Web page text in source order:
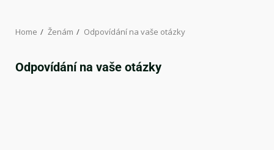
Home Ženám Odpovídání na vaše otázky
Odpovídání na vaše otázky